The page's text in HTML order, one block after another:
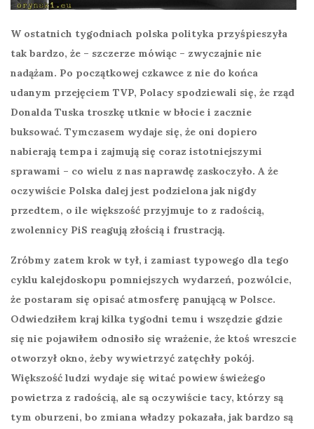
W ostatnich tygodniach polska polityka przyśpieszyła
tak bardzo, że – szczerze mówiąc – zwyczajnie nie
nadążam. Po początkowej czkawce z nie do końca
udanym przejęciem TVP, Polacy spodziewali się, że rząd
Donalda Tuska troszkę utknie w błocie i zacznie
buksować. Tymczasem wydaje się, że oni dopiero
nabierają tempa i zajmują się coraz istotniejszymi
sprawami – co wielu z nas naprawdę zaskoczyło. A że
oczywiście Polska dalej jest podzielona jak nigdy
przedtem, o ile większość przyjmuje to z radością,
zwolennicy PiS reagują złością i frustracją.
Zróbmy zatem krok w tył, i zamiast typowego dla tego
cyklu kalejdoskopu pomniejszych wydarzeń, pozwólcie,
że postaram się opisać atmosferę panującą w Polsce.
Odwiedziłem kraj kilka tygodni temu i wszędzie gdzie
się nie pojawiłem odnosiło się wrażenie, że ktoś wreszcie
otworzył okno, żeby wywietrzyć zatęchły pokój.
Większość ludzi wydaje się witać powiew świeżego
powietrza z radością, ale są oczywiście tacy, którzy są
tym oburzeni, bo zmiana władzy pokazała, jak bardzo są